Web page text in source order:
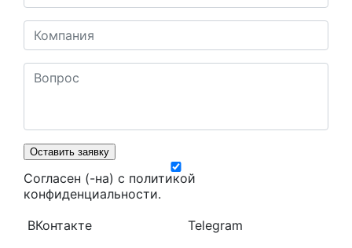
Оставить заявку
Согласен (-на) с политикой
конфиденциальности.
ВКонтакте
Telegram